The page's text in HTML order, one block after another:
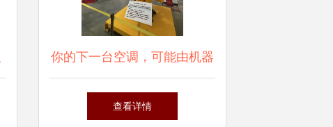
你的下一台空调，可能由机器
人制造装箱 智能机器人的研
查看详情